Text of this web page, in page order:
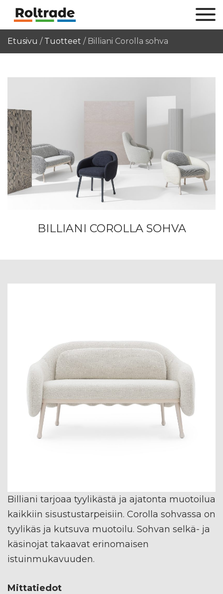
Etusivu / Tuotteet / Billiani Corolla sohva
BILLIANI COROLLA SOHVA
Billiani tarjoaa tyylikästä ja ajatonta muotoilua
kaikkiin sisustustarpeisiin. Corolla sohvassa on
tyylikäs ja kutsuva muotoilu. Sohvan selkä- ja
käsinojat takaavat erinomaisen
istuinmukavuuden.
Mittatiedot